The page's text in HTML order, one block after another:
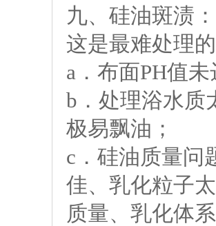
九、硅油斑渍：
这是最难处理
a．布面PH值
b．处理浴水质
极易飘油；
c．硅油质量问
佳、乳化粒子
质量、乳化体